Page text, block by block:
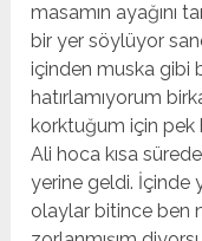
masamın ayağını
bir yer söylüyor
içinden muska gibi
hatırlamıyorum
korktuğum için pek
Ali hoca kısa
yerine geldi. İçinde
olaylar bitince ben